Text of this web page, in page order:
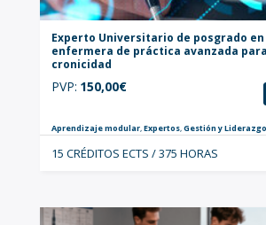
Experto Universitario de posgrado
enfermera de práctica avanzada
cronicidad
PVP: 150,00€
Aprendizaje modular,Expertos,Gestión y Liderazgo
15 CRÉDITOS ECTS / 375 HORAS